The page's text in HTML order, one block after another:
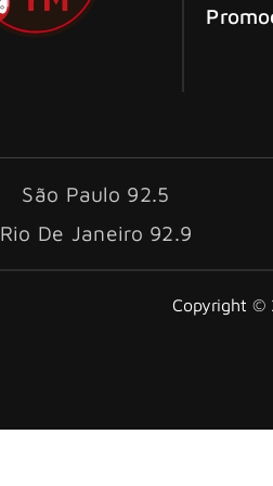
São Paulo 92.5
Rio De Janeiro 92.9
Copyright ©